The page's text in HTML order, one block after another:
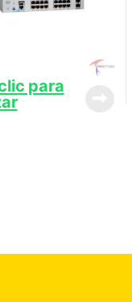
para